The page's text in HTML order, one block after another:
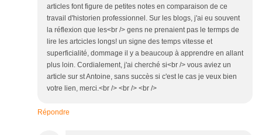
articles font figure de petites notes en comparaison de ce
travail d'historien professionnel. Sur les blogs, j'ai eu souvent
la réflexion que les<br /> gens ne prenaient pas le termps de
lire les artcicles longs! un signe des temps vitesse et
superficialité, dommage il y a beaucoup à apprendre en allant
plus loin. Cordialement, j'ai cherché si<br /> vous aviez un
article sur st Antoine, sans succès si c'est le cas je veux bien
votre lien, merci.<br /> <br /> <br />
Répondre